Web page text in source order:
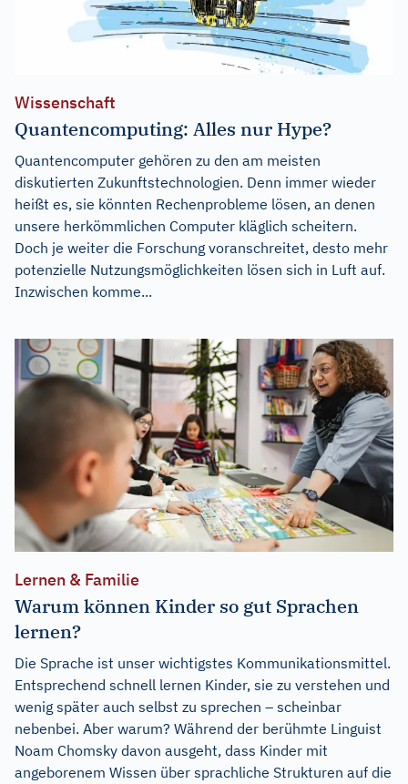
Wissenschaft
Quantencomputing: Alles nur Hype?
Quantencomputer gehören zu den am meisten
diskutierten Zukunftstechnologien. Denn immer wieder
heißt es, sie könnten Rechenprobleme lösen, an denen
unsere herkömmlichen Computer kläglich scheitern.
Doch je weiter die Forschung voranschreitet, desto mehr
potenzielle Nutzungsmöglichkeiten lösen sich in Luft auf.
Inzwischen komme...
Lernen & Familie
Warum können Kinder so gut Sprachen
lernen?
Die Sprache ist unser wichtigstes Kommunikationsmittel.
Entsprechend schnell lernen Kinder, sie zu verstehen und
wenig später auch selbst zu sprechen – scheinbar
nebenbei. Aber warum? Während der berühmte Linguist
Noam Chomsky davon ausgeht, dass Kinder mit
angeborenem Wissen über sprachliche Strukturen auf die